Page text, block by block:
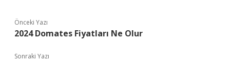
Önceki Yazı
2024 Domates Fiyatları Ne Olur
Sonraki Yazı